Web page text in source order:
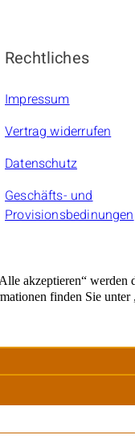
Rechtliches
Impressum
Vertrag widerrufen
Datenschutz
Geschäfts- und
Provisionsbedinungen